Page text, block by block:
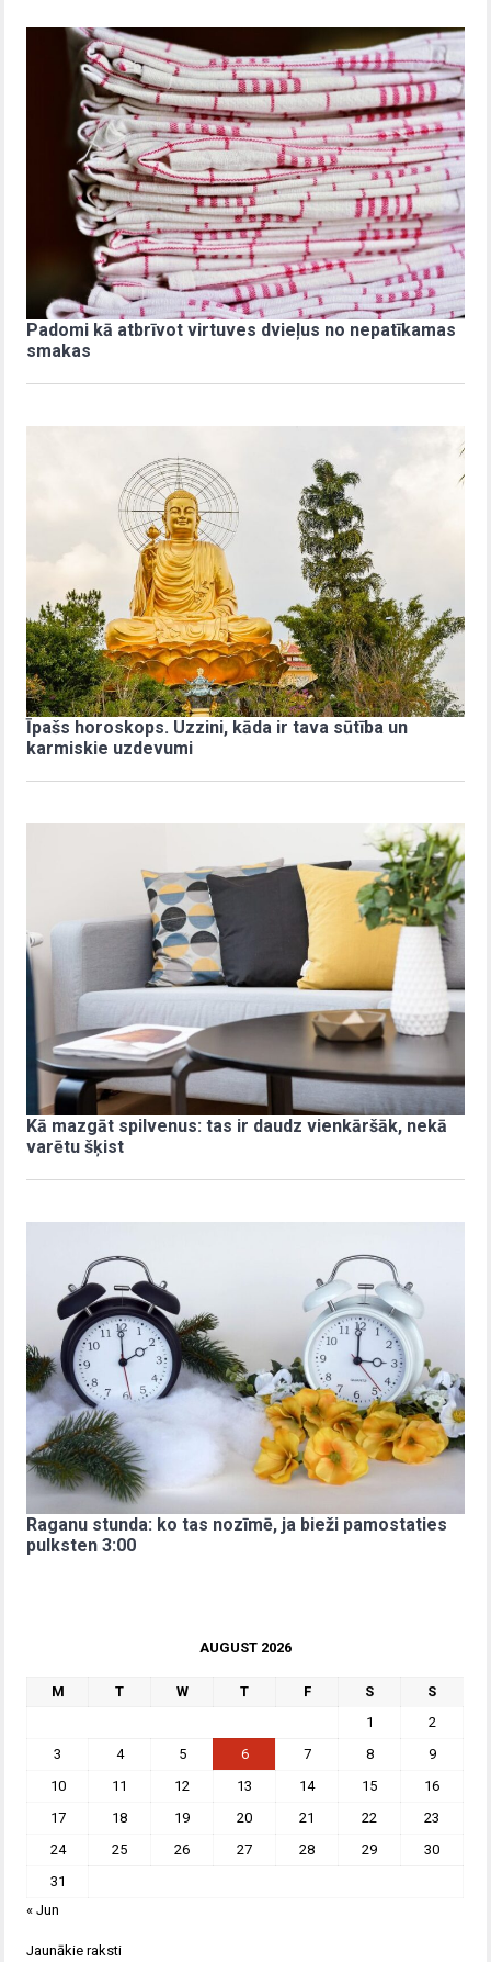
Padomi kā atbrīvot virtuves dvieļus no nepatīkamas
smakas
Īpašs horoskops. Uzzini, kāda ir tava sūtība un
karmiskie uzdevumi
Kā mazgāt spilvenus: tas ir daudz vienkāršāk, nekā
varētu šķist
Raganu stunda: ko tas nozīmē, ja bieži pamostaties
pulksten 3:00
AUGUST 2026
M T W T F S
S
1
2
3
4 5 6 7 8
9
10
11 12 13 14 15
16
17
18 19 20 21 22
23
24
25 26 27 28 29
30
31
« Jun
Jaunākie raksti